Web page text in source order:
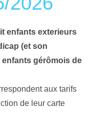
enfants exterieurs
(et son
gérômois de
aux tarifs
de leur carte